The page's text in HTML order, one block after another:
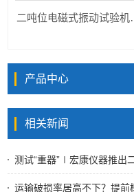
二吨位电磁
产品中心
相关新闻
运输破损率居高不下？提